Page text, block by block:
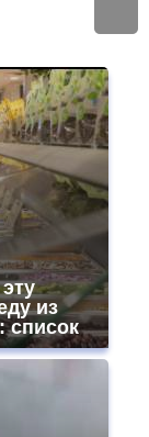
из
список